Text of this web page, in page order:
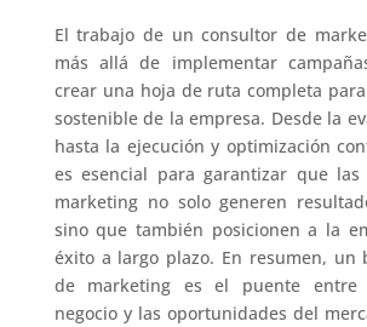
El trabajo de un consultor de
más allá de implementar
crear una hoja de ruta completa
sostenible de la empresa. Desde la
hasta la ejecución y optimización
es esencial para garantizar que las
marketing no solo generen
sino que también posicionen a la
éxito a largo plazo. En resumen, un
de marketing es el puente entre
negocio y las oportunidades del